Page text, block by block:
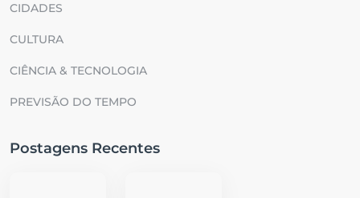
CIDADES
CULTURA
CIÊNCIA & TECNOLOGIA
PREVISÃO DO TEMPO
Postagens Recentes